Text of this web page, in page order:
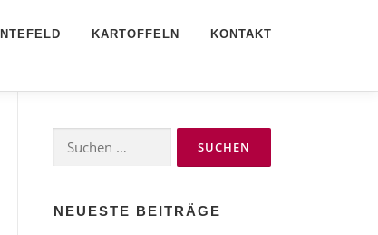
KARTOFFELN KONTAKT
Suchen
nach:
NEUESTE BEITRÄGE